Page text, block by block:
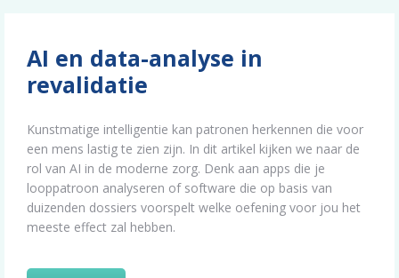
AI en data-analyse in
revalidatie
Kunstmatige intelligentie kan patronen herkennen die voor
een mens lastig te zien zijn. In dit artikel kijken we naar de
rol van AI in de moderne zorg. Denk aan apps die je
looppatroon analyseren of software die op basis van
duizenden dossiers voorspelt welke oefening voor jou het
meeste effect zal hebben.